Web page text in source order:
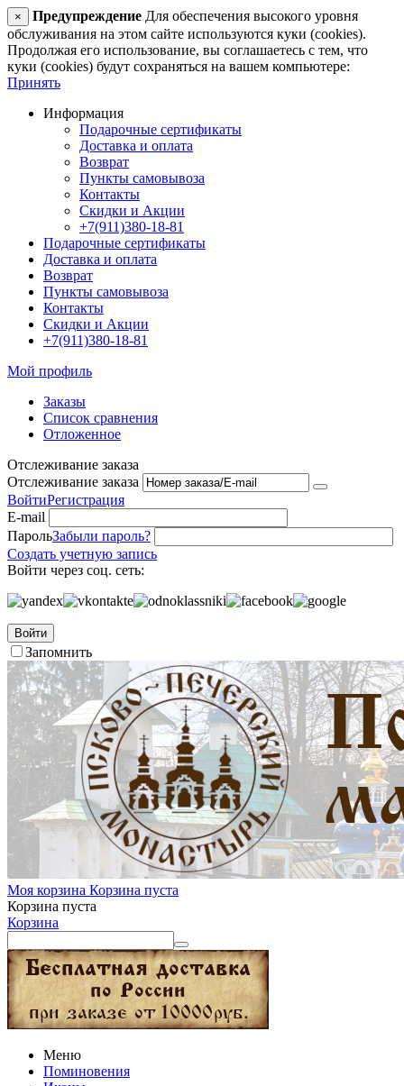
× Предупреждение Для обеспечения высокого уровня
обслуживания на этом сайте используются куки (cookies).
Продолжая его использование, вы соглашаетесь с тем, что
куки (cookies) будут сохраняться на вашем компьютере:
Принять
Информация
Подарочные сертификаты
Доставка и оплата
Возврат
Пункты самовывоза
Контакты
Скидки и Акции
+7(911)380-18-81
Подарочные сертификаты
Доставка и оплата
Возврат
Пункты самовывоза
Контакты
Скидки и Акции
+7(911)380-18-81
Мой профиль
Заказы
Список сравнения
Отложенное
Отслеживание заказа
Отслеживание заказа
ВойтиРегистрация
E-mail
ПарольЗабыли пароль?
Создать учетную запись
Войти через соц. сеть:
Войти
Запомнить
Моя корзина Корзина пуста
Корзина пуста
Корзина
Меню
Поминовения